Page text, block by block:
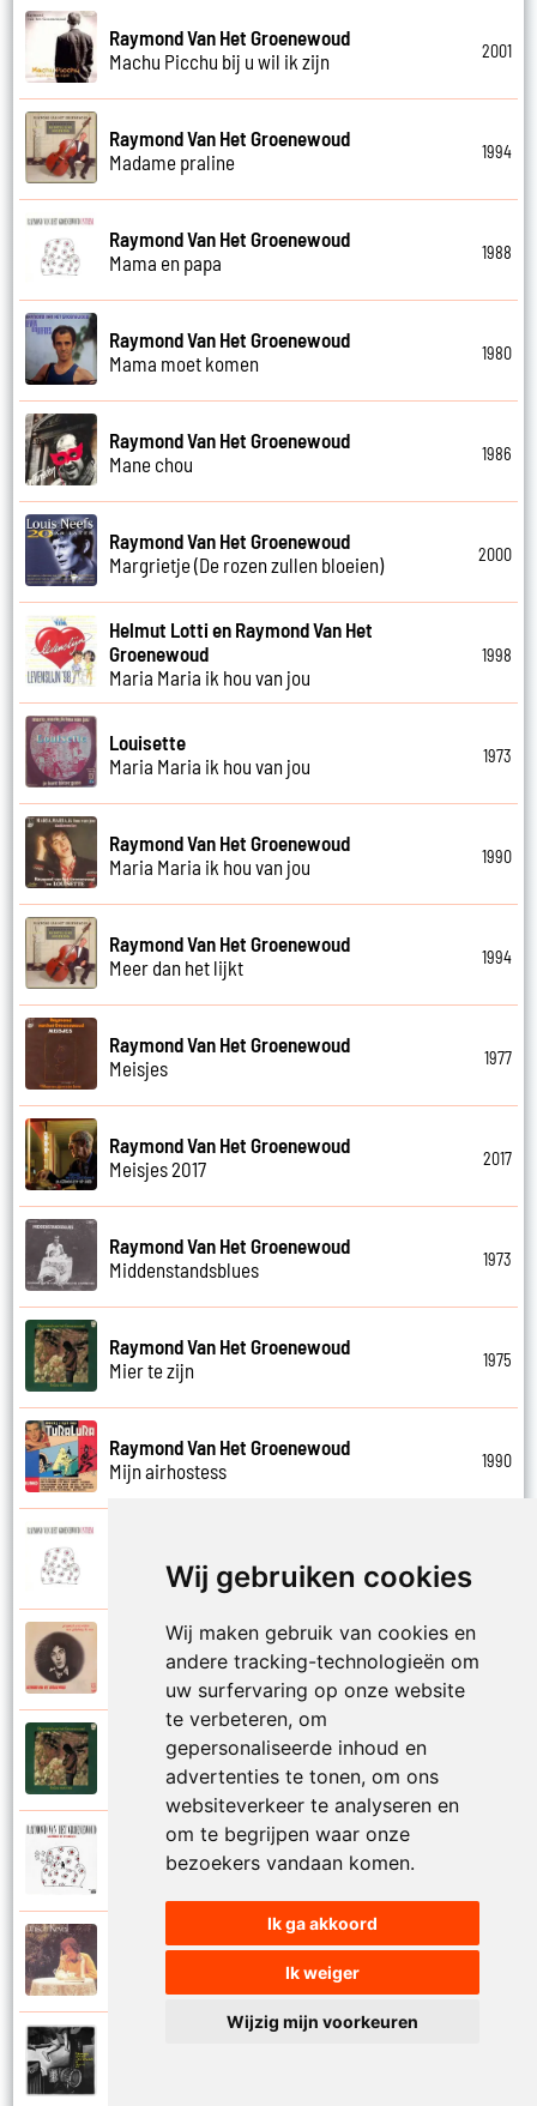
Wij gebruiken cookies
Wij maken gebruik van cookies en
andere tracking-technologieën om
uw surfervaring op onze website
te verbeteren, om
gepersonaliseerde inhoud en
advertenties te tonen, om ons
websiteverkeer te analyseren en
om te begrijpen waar onze
bezoekers vandaan komen.
Ik ga akkoord
Ik weiger
Wijzig mijn voorkeuren
Raymond Van Het Groenewoud
Machu Picchu bij u wil ik zijn
2001
Raymond Van Het Groenewoud
Madame praline
1994
Raymond Van Het Groenewoud
Mama en papa
1988
Raymond Van Het Groenewoud
Mama moet komen
1980
Raymond Van Het Groenewoud
Mane chou
1986
Raymond Van Het Groenewoud
Margrietje (De rozen zullen bloeien)
2000
Helmut Lotti en Raymond Van Het
Groenewoud
Maria Maria ik hou van jou
1998
Louisette
Maria Maria ik hou van jou
1973
Raymond Van Het Groenewoud
Maria Maria ik hou van jou
1990
Raymond Van Het Groenewoud
Meer dan het lijkt
1994
Raymond Van Het Groenewoud
Meisjes
1977
Raymond Van Het Groenewoud
Meisjes 2017
2017
Raymond Van Het Groenewoud
Middenstandsblues
1973
Raymond Van Het Groenewoud
Mier te zijn
1975
Raymond Van Het Groenewoud
Mijn airhostess
1990
Mijn leven lang
Raymond Van Het Groenewoud
Mijn lieve schatje
Raymond Van Het Groenewoud
Mijn schoolgaande jeugd
Raymond Van Het Groenewoud
Mijnheer de postbode
Raymond Van Het Groenewoud